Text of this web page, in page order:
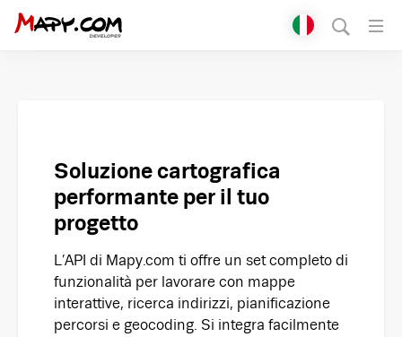
Přepnout jazyk
Soluzione cartografica
performante per il tuo
progetto
L’API di Mapy.com ti offre un set completo di
funzionalità per lavorare con mappe
interattive, ricerca indirizzi, pianificazione
percorsi e geocoding. Si integra facilmente